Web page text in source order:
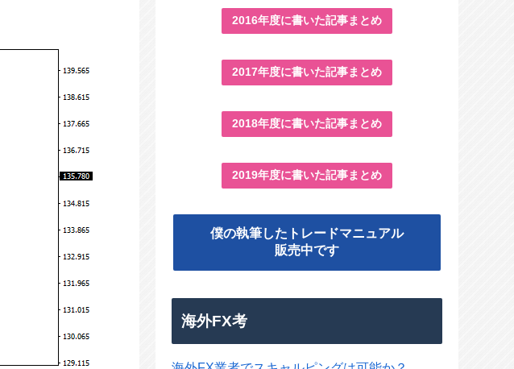
2016年度に書いた記事まとめ
2017年度に書いた記事まとめ
2018年度に書いた記事まとめ
2019年度に書いた記事まとめ
僕の執筆したトレードマニュアル
販売中です
海外FX考